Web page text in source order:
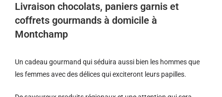
Livraison chocolats, paniers garnis et
coffrets gourmands à domicile à
Montchamp
Un cadeau gourmand qui séduira aussi bien les hommes que
les femmes avec des délices qui exciteront leurs papilles.